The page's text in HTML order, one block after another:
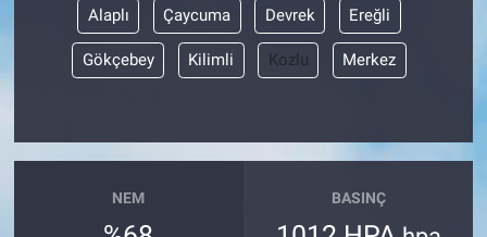
Alaplı Çaycuma Devrek Ereğli
Gökçebey Kilimli Kozlu Merkez
NEM BASINÇ